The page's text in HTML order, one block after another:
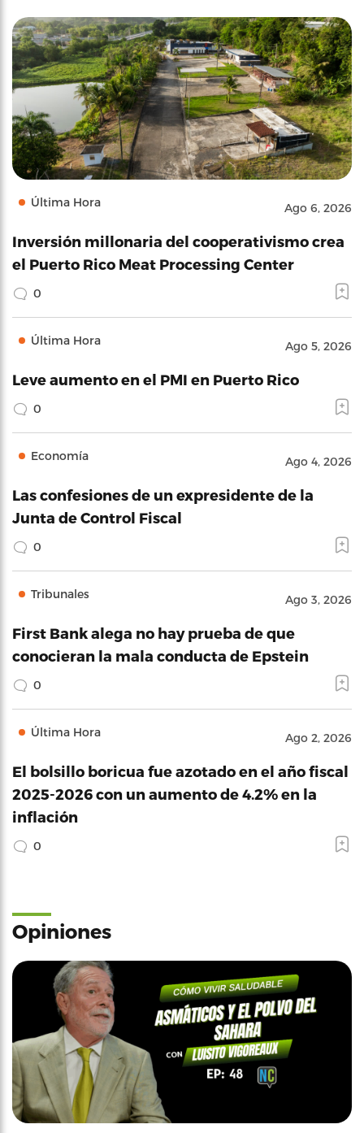
Última Hora Ago 6, 2026
Inversión millonaria del cooperativismo crea
el Puerto Rico Meat Processing Center
0
Última Hora Ago 5, 2026
Leve aumento en el PMI en Puerto Rico
0
Economía Ago 4, 2026
Las confesiones de un expresidente de la
Junta de Control Fiscal
0
Tribunales Ago 3, 2026
First Bank alega no hay prueba de que
conocieran la mala conducta de Epstein
0
Última Hora Ago 2, 2026
El bolsillo boricua fue azotado en el año fiscal
2025-2026 con un aumento de 4.2% en la
inflación
0
Opiniones